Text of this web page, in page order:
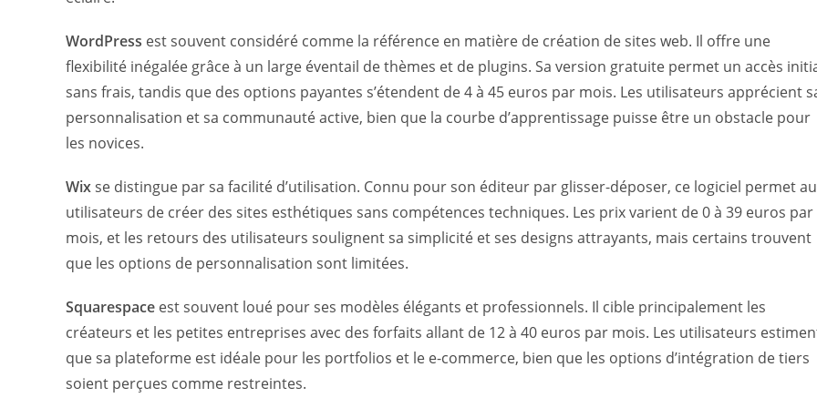
WordPress est souvent considéré comme la référence en matière de création de sites web. Il offre une
flexibilité inégalée grâce à un large éventail de thèmes et de plugins. Sa version gratuite permet un accès
sans frais, tandis que des options payantes s’étendent de 4 à 45 euros par mois. Les utilisateurs apprécient
personnalisation et sa communauté active, bien que la courbe d’apprentissage puisse être un obstacle pour
les novices.
Wixse distingue par sa facilité d’utilisation. Connu pour son éditeur par glisser-déposer, ce logiciel permet
utilisateurs de créer des sites esthétiques sans compétences techniques. Les prix varient de 0 à 39 euros par
mois, et les retours des utilisateurs soulignent sa simplicité et ses designs attrayants, mais certains trouvent
que les options de personnalisation sont limitées.
Squarespace est souvent loué pour ses modèles élégants et professionnels. Il cible principalement les
créateurs et les petites entreprises avec des forfaits allant de 12 à 40 euros par mois. Les utilisateurs
que sa plateforme est idéale pour les portfolios et le e-commerce, bien que les options d’intégration de tiers
soient perçues comme restreintes.